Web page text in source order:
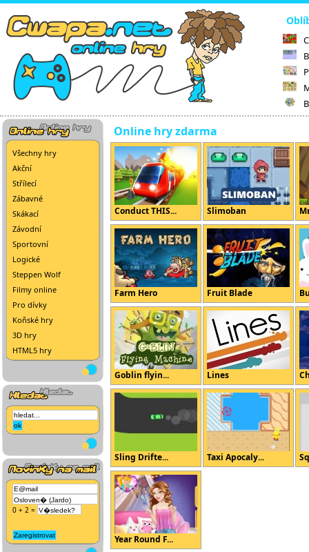
Všechny hry
Akční
Střílecí
Zábavné
Skákací
Závodní
Sportovní
Logické
Steppen Wolf
Filmy online
Pro dívky
Koňské hry
3D hry
HTML5 hry
0 + 2 =
Online hry zdarma
Conduct THIS... Slimoban
Farm Hero Fruit Blade
Goblin flyin... Lines
Sling Drifte... Taxi Apocaly...
Year Round F...